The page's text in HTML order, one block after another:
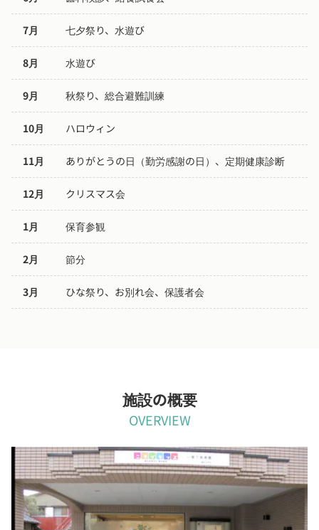
7月 七夕祭り、水遊び
8月 水遊び
9月 秋祭り、総合避難訓練
10月 ハロウィン
11月 ありがとうの日（勤労感謝の日）、定期健康診断
12月 クリスマス会
1月 保育参観
2月 節分
3月 ひな祭り、お別れ会、保護者会
施設の概要
OVERVIEW